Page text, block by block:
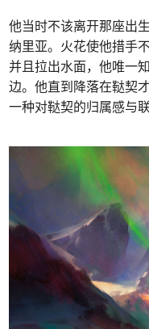
他当时不该离开那座出
纳里亚。火花使他措手
并且拉出水面，他唯一
边。他直到降落在鞑契
一种对鞑契的归属感与